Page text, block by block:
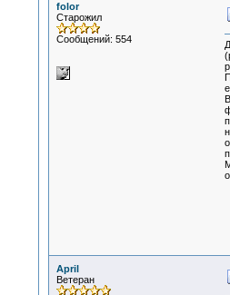
folor
Старожил
Сообщений: 554
April
Ветеран